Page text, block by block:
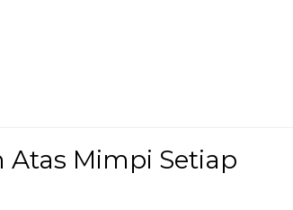
Mimpi Setiap